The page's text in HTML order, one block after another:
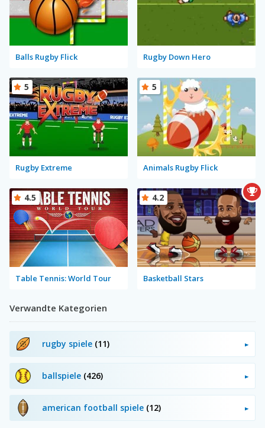
Balls Rugby Flick Rugby Down Hero
Rugby Extreme
5
Animals Rugby Flick
5
Table Tennis: World Tour
4.5
Basketball Stars
4.2
Verwandte Kategorien
rugby spiele (11)
ballspiele (426)
american football spiele (12)